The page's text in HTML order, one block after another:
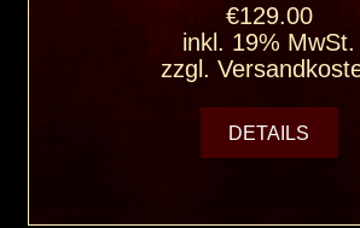
€129.00
inkl. 19% MwSt.
zzgl.
DETAILS